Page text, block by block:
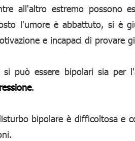
all'altro estremo possono
l'umore è abbattuto, si è
e incapaci di provare
può essere bipolari sia per
.
bipolare è difficoltosa e